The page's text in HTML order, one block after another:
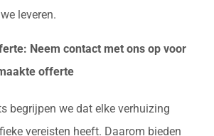
leveren.
Neem contact met ons op voor
offerte
begrijpen we dat elke verhuizing
vereisten heeft. Daarom bieden